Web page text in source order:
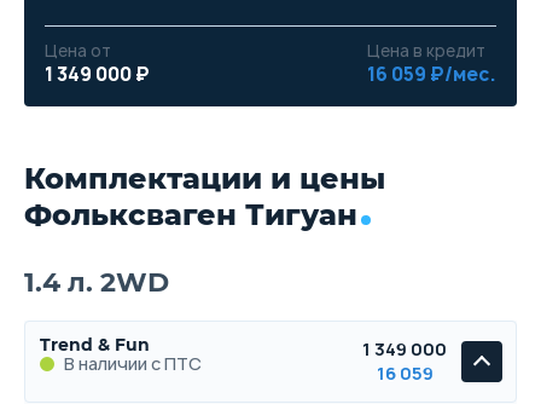
Цена от
1 349 000 ₽
Цена в кредит
16 059 ₽/мес.
Комплектации и цены
Фольксваген Тигуан
1.4 л. 2WD
Trend & Fun
В наличии с ПТС
1 349 000
16 059